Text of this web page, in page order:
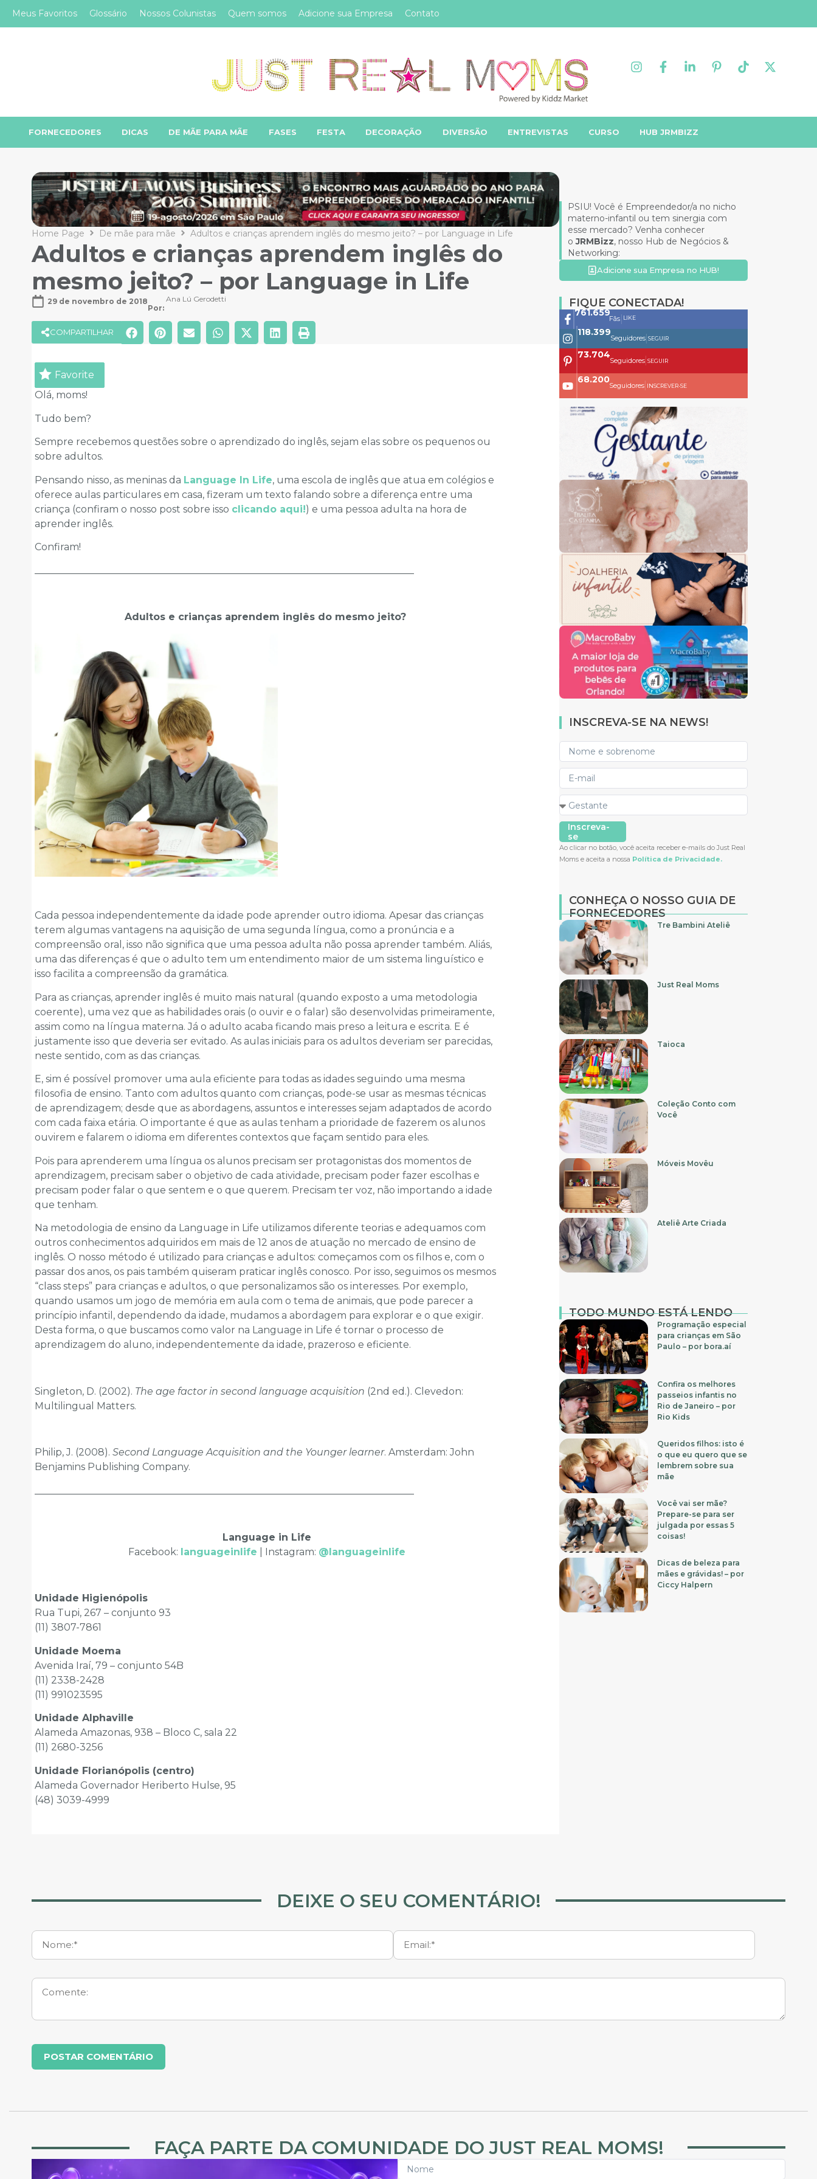
Meus Favoritos Glossário Nossos Colunistas Quem somos Adicione sua Empresa Contato
FORNECEDORES DICAS DE MÃE PARA MÃE FASES FESTA DECORAÇÃO DIVERSÃO ENTREVISTAS CURSO HUB JRMBIZZ
Home Page De mãe para mãe Adultos e crianças aprendem inglês do mesmo jeito? – por Language in Life
Adultos e crianças aprendem inglês do
mesmo jeito? – por Language in Life
29 de novembro de 2018
Por:
Ana Lú Gerodetti
COMPARTILHAR
Favorite
Olá, moms!
Tudo bem?
Sempre recebemos questões sobre o aprendizado do inglês, sejam elas sobre os pequenos ou
sobre adultos.
Pensando nisso, as meninas da Language In Life, uma escola de inglês que atua em colégios e
oferece aulas particulares em casa, fizeram um texto falando sobre a diferença entre uma
criança (confiram o nosso post sobre isso clicando aqui!) e uma pessoa adulta na hora de
aprender inglês.
Confiram!
Adultos e crianças aprendem inglês do mesmo jeito?
Cada pessoa independentemente da idade pode aprender outro idioma. Apesar das crianças
terem algumas vantagens na aquisição de uma segunda língua, como a pronúncia e a
compreensão oral, isso não significa que uma pessoa adulta não possa aprender também. Aliás,
uma das diferenças é que o adulto tem um entendimento maior de um sistema linguístico e
isso facilita a compreensão da gramática.
Para as crianças, aprender inglês é muito mais natural (quando exposto a uma metodologia
coerente), uma vez que as habilidades orais (o ouvir e o falar) são desenvolvidas primeiramente,
assim como na língua materna. Já o adulto acaba ficando mais preso a leitura e escrita. E é
justamente isso que deveria ser evitado. As aulas iniciais para os adultos deveriam ser parecidas,
neste sentido, com as das crianças.
E, sim é possível promover uma aula eficiente para todas as idades seguindo uma mesma
filosofia de ensino. Tanto com adultos quanto com crianças, pode-se usar as mesmas técnicas
de aprendizagem; desde que as abordagens, assuntos e interesses sejam adaptados de acordo
com cada faixa etária. O importante é que as aulas tenham a prioridade de fazerem os alunos
ouvirem e falarem o idioma em diferentes contextos que façam sentido para eles.
Pois para aprenderem uma língua os alunos precisam ser protagonistas dos momentos de
aprendizagem, precisam saber o objetivo de cada atividade, precisam poder fazer escolhas e
precisam poder falar o que sentem e o que querem. Precisam ter voz, não importando a idade
que tenham.
Na metodologia de ensino da Language in Life utilizamos diferente teorias e adequamos com
outros conhecimentos adquiridos em mais de 12 anos de atuação no mercado de ensino de
inglês. O nosso método é utilizado para crianças e adultos: começamos com os filhos e, com o
passar dos anos, os pais também quiseram praticar inglês conosco. Por isso, seguimos os mesmos
“class steps” para crianças e adultos, o que personalizamos são os interesses. Por exemplo,
quando usamos um jogo de memória em aula com o tema de animais, que pode parecer a
princípio infantil, dependendo da idade, mudamos a abordagem para explorar e o que exigir.
Desta forma, o que buscamos como valor na Language in Life é tornar o processo de
aprendizagem do aluno, independentemente da idade, prazeroso e eficiente.
Singleton, D. (2002). The age factor in second language acquisition (2nd ed.). Clevedon:
Multilingual Matters.
Philip, J. (2008). Second Language Acquisition and the Younger learner. Amsterdam: John
Benjamins Publishing Company.
Language in Life
Facebook: languageinlife | Instagram: @languageinlife
Unidade Higienópolis
Rua Tupi, 267 – conjunto 93
(11) 3807-7861
Unidade Moema
Avenida Iraí, 79 – conjunto 54B
(11) 2338-2428
(11) 991023595
Unidade Alphaville
Alameda Amazonas, 938 – Bloco C, sala 22
(11) 2680-3256
Unidade Florianópolis (centro)
Alameda Governador Heriberto Hulse, 95
(48) 3039-4999
PSIU! Você é Empreendedor/a no nicho
materno-infantil ou tem sinergia com
esse mercado? Venha conhecer
oJRMBizz, nosso Hub de Negócios &
Networking:
Adicione sua Empresa no HUB!
FIQUE CONECTADA!
761.659
Fãs LIKE
118.399
Seguidores| SEGUIR
73.704
Seguidores| SEGUIR
68.200
Seguidores| INSCREVER-SE
INSCREVA-SE NA NEWS!
Inscreva-
se
Ao clicar no botão, você aceita receber e-mails do Just Real
Moms e aceita a nossa Política de Privacidade.
CONHEÇA O NOSSO GUIA DE
FORNECEDORES
Tre Bambini Ateliê
Just Real Moms
Taioca
Coleção Conto com
Você
Móveis Movêu
Ateliê Arte Criada
TODO MUNDO ESTÁ LENDO
Programação especial
para crianças em São
Paulo – por bora.aí
Confira os melhores
passeios infantis no
Rio de Janeiro – por
Rio Kids
Queridos filhos: isto é
o que eu quero que se
lembrem sobre sua
mãe
Você vai ser mãe?
Prepare-se para ser
julgada por essas 5
coisas!
Dicas de beleza para
mães e grávidas! – por
Ciccy Halpern
DEIXE O SEU COMENTÁRIO!
FAÇA PARTE DA COMUNIDADE DO JUST REAL MOMS!